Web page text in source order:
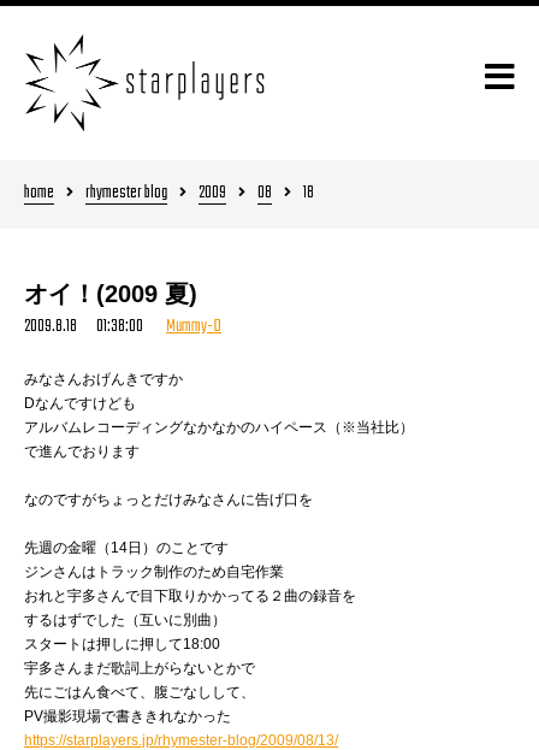
home rhymester blog 2009 08 18
オイ！(2009 夏)
2009.8.18 01:38:00 Mummy-D
みなさんおげんきですか
Dなんですけども
アルバムレコーディングなかなかのハイペース（※当社比）
で進んでおります
なのですがちょっとだけみなさんに告げ口を
先週の金曜（14日）のことです
ジンさんはトラック制作のため自宅作業
おれと宇多さんで目下取りかかってる２曲の録音を
するはずでした（互いに別曲）
スタートは押しに押して18:00
宇多さんまだ歌詞上がらないとかで
先にごはん食べて、腹ごなしして、
PV撮影現場で書ききれなかった
https://starplayers.jp/rhymester-blog/2009/08/13/